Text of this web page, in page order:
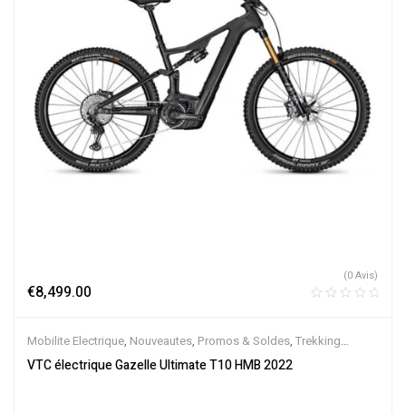
€8,499.00
(0 Avis)
Mobilite Electrique, Nouveautes, Promos & Soldes, Trekking
électrique,Vélo électrique ville,Velos Electriques,VTC Electrique
VTC électrique Gazelle Ultimate T10 HMB 2022